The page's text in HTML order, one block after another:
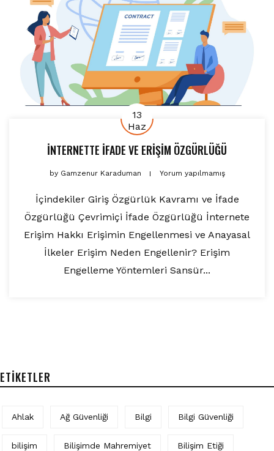
13
Haz
İNTERNETTE İFADE VE ERİŞİM ÖZGÜRLÜĞÜ
byGamzenur Karaduman Yorum yapılmamış
İçindekiler Giriş Özgürlük Kavramı ve İfade
Özgürlüğü Çevrimiçi İfade Özgürlüğü İnternete
Erişim Hakkı Erişimin Engellenmesi ve Anayasal
İlkeler Erişim Neden Engellenir? Erişim
Engelleme Yöntemleri Sansür...
ETIKETLER
Ahlak Ağ Güvenliği Bilgi Bilgi Güvenliği
bilişim Bilişimde Mahremiyet Bilişim Etiği